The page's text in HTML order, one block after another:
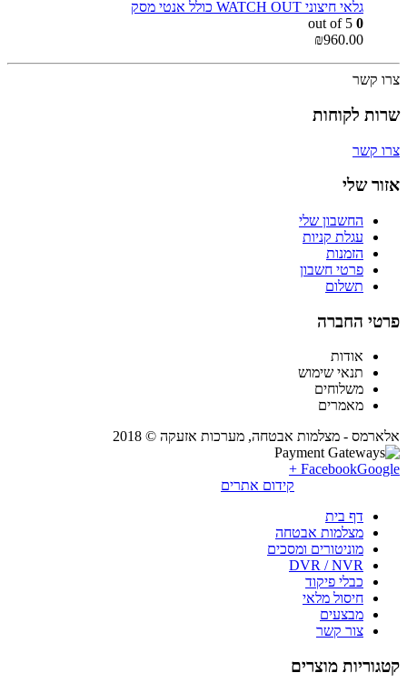
גלאי חיצוני WATCH OUT כולל אנטי מסק
0
₪960.00
צרו קשר
שרות לקוחות
צרו קשר
אזור שלי
החשבון שלי
עגלת קניות
הזמנות
פרטי חשבון
תשלום
פרטי החברה
אודות
תנאי שימוש
משלוחים
מאמרים
אלארמס - מצלמות אבטחה, מערכות אזעקה © 2018
FacebookGoogle +
קידום אתרים
דף בית
מצלמות אבטחה
מוניטורים ומסכים
DVR / NVR
כבלי פיקוד
חיסול מלאי
מבצעים
צור קשר
קטגוריות מוצרים